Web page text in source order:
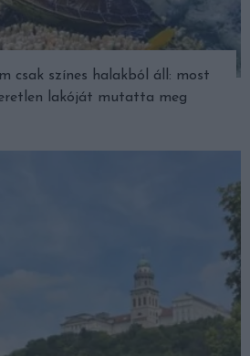
csak színes halakból áll: most
lakóját mutatta meg